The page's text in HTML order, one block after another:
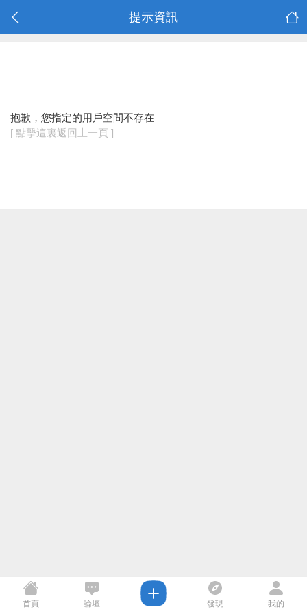
提示資訊
抱歉，您指定的用戶空間不存在
[ 點擊這裏返回上一頁 ]
首頁 論壇 發現 我的